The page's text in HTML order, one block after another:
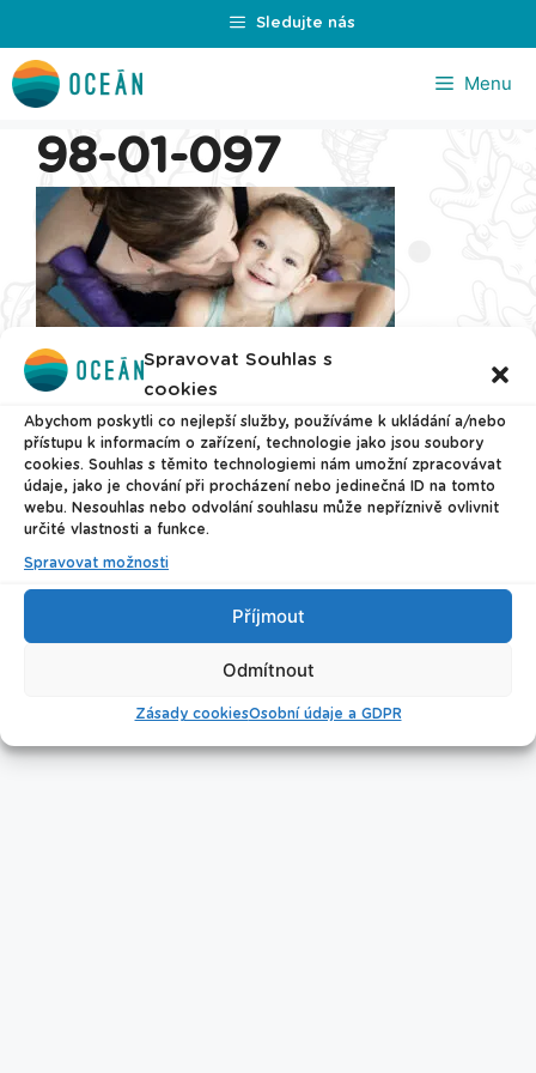
Spravovat Souhlas s
cookies
Abychom poskytli co nejlepší služby, používáme k ukládání a/nebo
přístupu k informacím o zařízení, technologie jako jsou soubory
cookies. Souhlas s těmito technologiemi nám umožní zpracovávat
údaje, jako je chování při procházení nebo jedinečná ID na tomto
webu. Nesouhlas nebo odvolání souhlasu může nepříznivě ovlivnit
určité vlastnosti a funkce.
Spravovat možnosti
Příjmout
Odmítnout
Zásady cookiesOsobní údaje a GDPR
na
obsah
Sledujte nás
Menu
98-01-097
© 2026 Plavecké centrum Oceán
Nastavení cookies
Úklid bazénu